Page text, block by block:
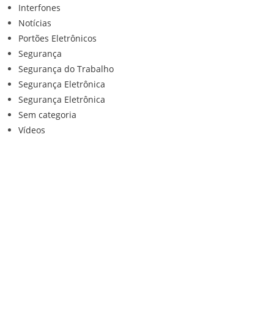
Interfones
Notícias
Portões Eletrônicos
Segurança
Segurança do Trabalho
Segurança Eletrônica
Segurança Eletrônica
Sem categoria
Vídeos